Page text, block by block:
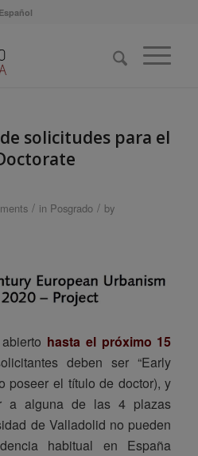
Español
solicitudes para el
/ in Posgrado / by
hasta el próximo 15
deben ser “Early
poseer el título de doctor), y
a alguna de las 4 plazas
de Valladolid no pueden
habitual en España